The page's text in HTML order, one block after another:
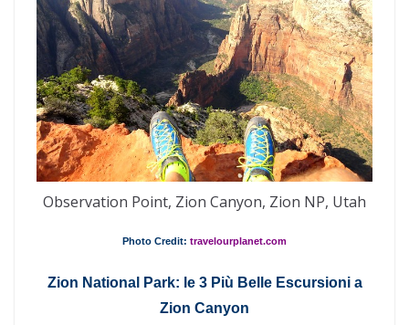
Observation Point, Zion Canyon, Zion NP, Utah
Photo Credit: travelourplanet.com
Zion National Park: le 3 Più Belle Escursioni a
Zion Canyon